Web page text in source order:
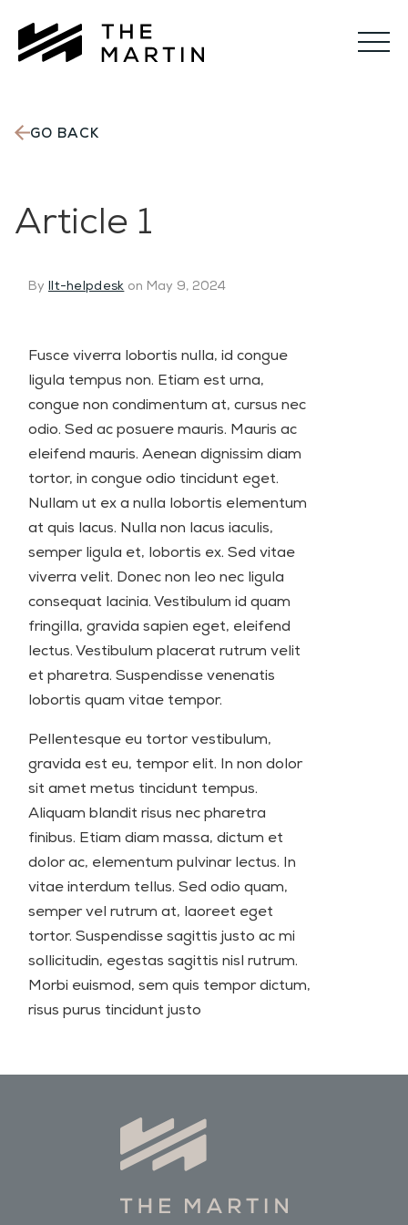
GO BACK
Article 1
By llt-helpdeskon May 9, 2024
Fusce viverra lobortis nulla, id congue
ligula tempus non. Etiam est urna,
congue non condimentum at, cursus nec
odio. Sed ac posuere mauris. Mauris ac
eleifend mauris. Aenean dignissim diam
tortor, in congue odio tincidunt eget.
Nullam ut ex a nulla lobortis elementum
at quis lacus. Nulla non lacus iaculis,
semper ligula et, lobortis ex. Sed vitae
viverra velit. Donec non leo nec ligula
consequat lacinia. Vestibulum id quam
fringilla, gravida sapien eget, eleifend
lectus. Vestibulum placerat rutrum velit
et pharetra. Suspendisse venenatis
lobortis quam vitae tempor.
Pellentesque eu tortor vestibulum,
gravida est eu, tempor elit. In non dolor
sit amet metus tincidunt tempus.
Aliquam blandit risus nec pharetra
finibus. Etiam diam massa, dictum et
dolor ac, elementum pulvinar lectus. In
vitae interdum tellus. Sed odio quam,
semper vel rutrum at, laoreet eget
tortor. Suspendisse sagittis justo ac mi
sollicitudin, egestas sagittis nisl rutrum.
Morbi euismod, sem quis tempor dictum,
risus purus tincidunt justo